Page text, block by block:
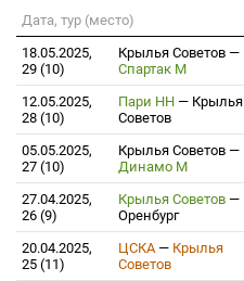
Дата, тур (место)
18.05.2025,
29 (10)
Крылья Советов —
Спартак М
12.05.2025,
28 (10)
Пари НН — Крылья
Советов
05.05.2025,
27 (10)
Крылья Советов —
Динамо М
27.04.2025,
26 (9)
Крылья Советов —
Оренбург
20.04.2025,
25 (11)
ЦСКА — Крылья
Советов